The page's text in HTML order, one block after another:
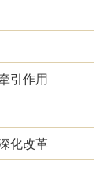
引作用
化改革